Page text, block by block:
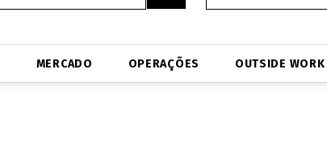
MERCADO OPERAÇÕES OUTSIDE WORK